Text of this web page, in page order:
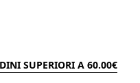
SUPERIORI A 60.00€